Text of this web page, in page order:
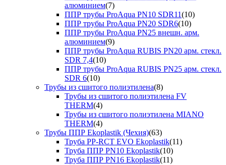
алюминием(7)
ППР трубы ProAqua PN10 SDR11(10)
ППР трубы ProAqua PN20 SDR6(10)
ППР трубы ProAqua PN25 внешн. арм.
алюминием(9)
ППР трубы ProAqua RUBIS PN20 арм. стекл.
SDR 7,4(10)
ППР трубы ProAqua RUBIS PN25 арм. стекл.
SDR 6(10)
Трубы из сшитого полиэтилена(8)
Трубы из сшитого полиэтилена FV
THERM(4)
Трубы из сшитого полиэтилена MIANO
THERM(4)
Трубы ППР Ekoplastik (Чехия)(63)
Труба PP-RCT EVO Ekoplastik(11)
Труба ППР PN10 Ekoplastik(10)
Труба ППР PN16 Ekoplastik(11)